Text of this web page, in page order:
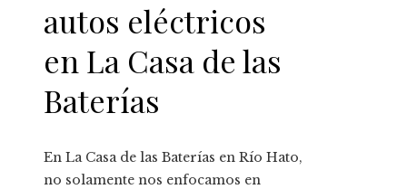
autos eléctricos
en La Casa de las
Baterías
En La Casa de las Baterías en Río Hato,
no solamente nos enfocamos en